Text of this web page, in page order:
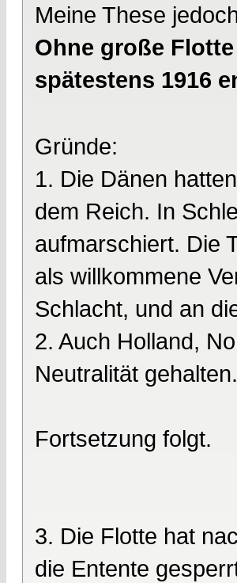
Meine These
Ohne große
spätestens 1916
Gründe:
1. Die Dänen
dem Reich. In
aufmarschiert. Die
als willkommene
Schlacht, und an
2. Auch Holland,
Neutralität gehalten.
Fortsetzung folgt.
3. Die Flotte hat
die Entente